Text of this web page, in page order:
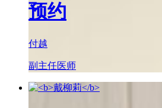
预约
付越
副主任医师